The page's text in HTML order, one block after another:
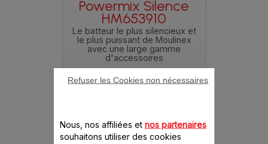
Powermix Silence
HM653910
Le batteur le plus silencieux et
le plus puissant de Moulinex
avec une large gamme
d'accessoires
Nous, nos affiliées et nos partenaires
souhaitons utiliser des cookies
Refuser les Cookies non nécessaires